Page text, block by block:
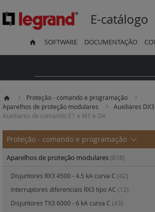
E-catálogo
SOFTWARE DOCUMENTAÇÃO
Proteção - comando e programação
Aparelhos de proteção modulares
Auxiliares DX3
Auxiliares de comando ET e MT e DA
Proteção - comando e programação
Aparelhos de proteção modulares(618)
Disjuntores RX3 4500 - 4.5 kA curva C (42)
Interruptores diferenciais RX3 tipo AC (12)
Disjuntores TX3 6000 - 6 kA curva C (43)